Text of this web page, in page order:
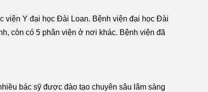
viện Y đại học Đài Loan. Bệnh viện đại học Đài
còn có 5 phân viện ở nơi khác. Bệnh viện đã
bác sỹ được đào tạo chuyên sâu lâm sàng